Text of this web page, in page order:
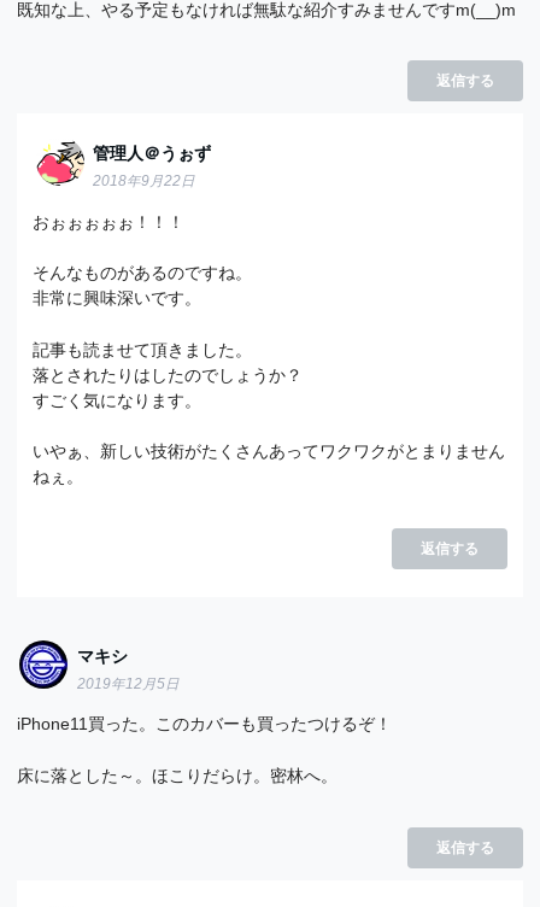
既知な上、やる予定もなければ無駄な紹介すみませんですm(__)m
返信する
管理人＠うぉず
2018年9月22日
おぉぉぉぉぉ！！！
そんなものがあるのですね。
非常に興味深いです。
記事も読ませて頂きました。
落とされたりはしたのでしょうか？
すごく気になります。
いやぁ、新しい技術がたくさんあってワクワクがとまりません
ねぇ。
返信する
マキシ
2019年12月5日
iPhone11買った。このカバーも買ったつけるぞ！
床に落とした～。ほこりだらけ。密林へ。
返信する